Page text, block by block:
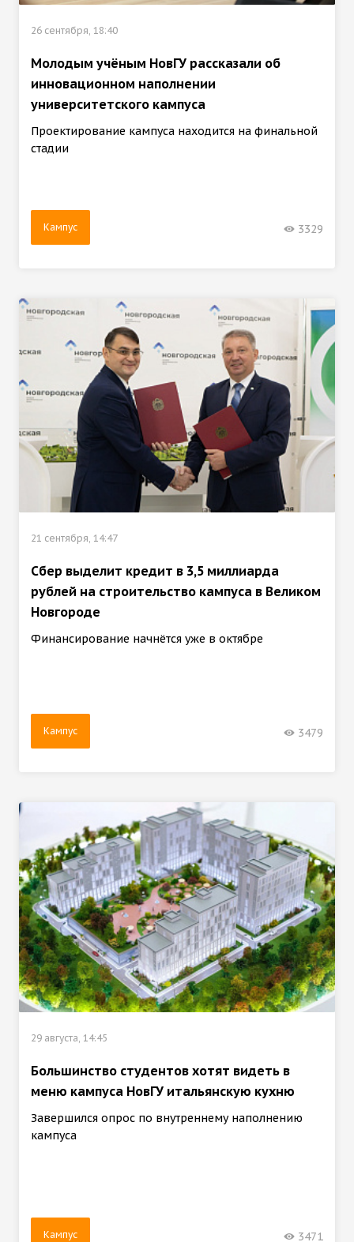
26 сентября, 18:40
Молодым учёным НовГУ рассказали об
инновационном наполнении
университетского кампуса
Проектирование кампуса находится на финальной
стадии
Кампус 3329
21 сентября, 14:47
Сбер выделит кредит в 3,5 миллиарда
рублей на строительство кампуса в Великом
Новгороде
Финансирование начнётся уже в октябре
Кампус 3479
29 августа, 14:45
Большинство студентов хотят видеть в
меню кампуса НовГУ итальянскую кухню
Завершился опрос по внутреннему наполнению
кампуса
Кампус 3471